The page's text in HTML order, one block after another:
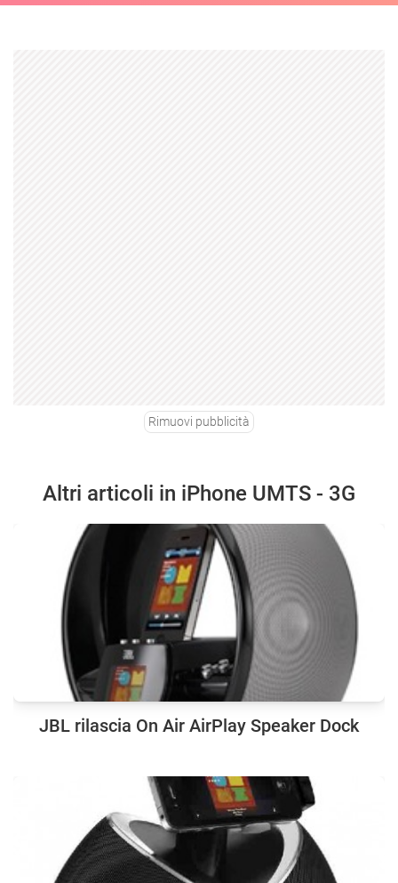
Rimuovi pubblicità
Altri articoli in iPhone UMTS - 3G
JBL rilascia On Air AirPlay Speaker Dock